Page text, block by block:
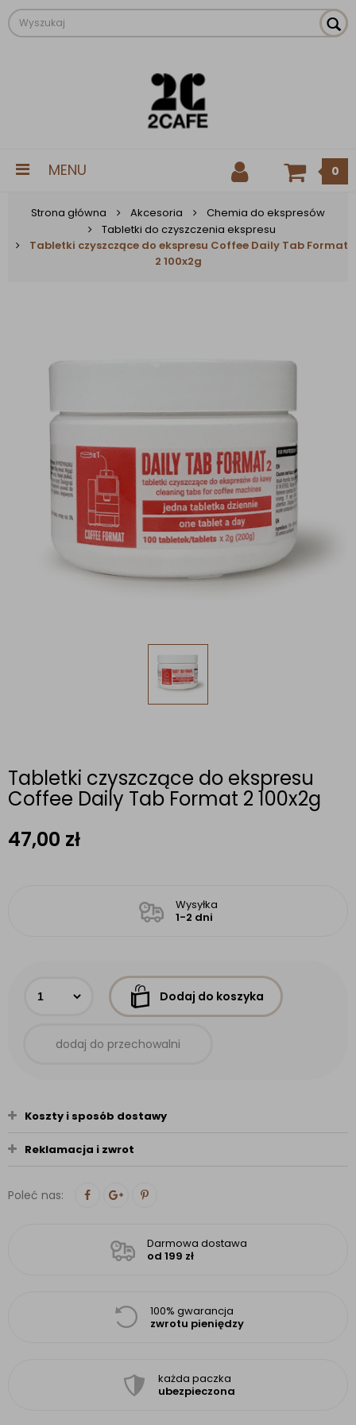
MENU 0
Strona główna Akcesoria
Chemia do ekspresów
Tabletki do czyszczenia ekspresu
Tabletki czyszczące do ekspresu Coffee Daily Tab Format
2 100x2g
Tabletki czyszczące do ekspresu
Coffee Daily Tab Format 2 100x2g
47,00 zł
Wysyłka
1-2 dni
Dodaj do koszyka
dodaj do przechowalni
Koszty i sposób dostawy
Reklamacja i zwrot
Poleć nas:
Darmowa dostawa
od 199 zł
100% gwarancja
zwrotu pieniędzy
każda paczka
ubezpieczona